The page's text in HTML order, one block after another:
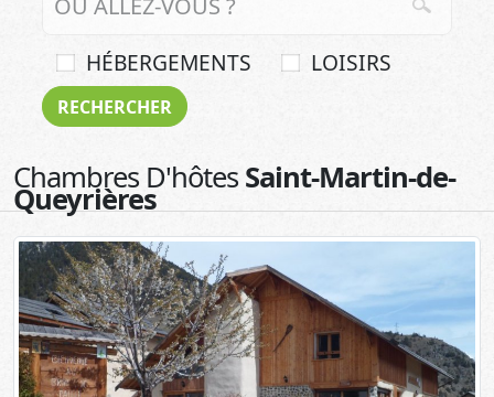
HÉBERGEMENTS LOISIRS
Chambres D'hôtes Saint-Martin-de-
Queyrières